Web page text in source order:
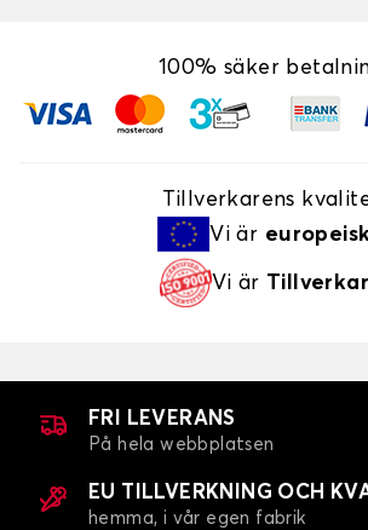
100% säker
Tillverkarens
Vi är
Vi är
FRI LEVERANS
På hela webbplatsen
EU TILLVERKNING OCH
hemma, i vår egen fabrik